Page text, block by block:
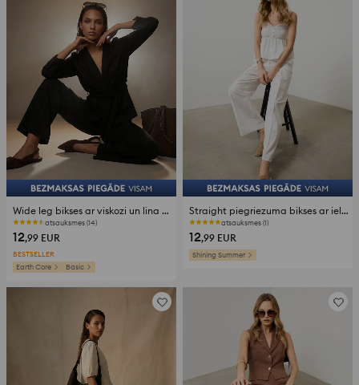
Wide leg bikses ar viskozi un lina piejaukumu
atsauksmes (14)
12,99 EUR
BESTSELLER
Earth Core
Basic
Straight piegriezuma bikses ar ielocēm ar viskozes un lina piejaukumu
atsauksmes (1)
12,99 EUR
Shining Summer